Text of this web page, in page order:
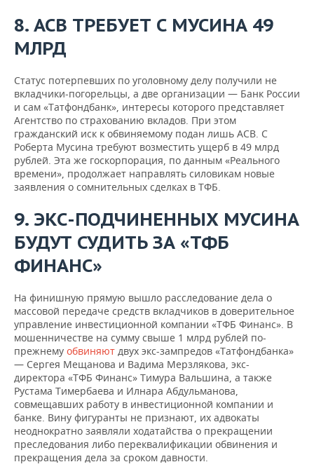
8. АСВ ТРЕБУЕТ С МУСИНА 49
МЛРД
Статус потерпевших по уголовному делу получили не
вкладчики-погорельцы, а две организации — Банк России
и сам «Татфондбанк», интересы которого представляет
Агентство по страхованию вкладов. При этом
гражданский иск к обвиняемому подан лишь АСВ. С
Роберта Мусина требуют возместить ущерб в 49 млрд
рублей. Эта же госкорпорация, по данным «Реального
времени», продолжает направлять силовикам новые
заявления о сомнительных сделках в ТФБ.
9. ЭКС-ПОДЧИНЕННЫХ МУСИНА
БУДУТ СУДИТЬ ЗА «ТФБ
ФИНАНС»
На финишную прямую вышло расследование дела о
массовой передаче средств вкладчиков в доверительное
управление инвестиционной компании «ТФБ Финанс». В
мошенничестве на сумму свыше 1 млрд рублей по-
прежнему обвиняют двух экс-зампредов «Татфондбанка»
— Сергея Мещанова и Вадима Мерзлякова, экс-
директора «ТФБ Финанс» Тимура Вальшина, а также
Рустама Тимербаева и Илнара Абдульманова,
совмещавших работу в инвестиционной компании и
банке. Вину фигуранты не признают, их адвокаты
неоднократно заявляли ходатайства о прекращении
преследования либо переквалификации обвинения и
прекращения дела за сроком давности.